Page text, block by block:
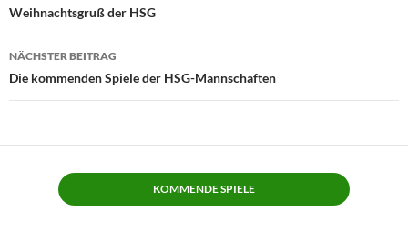
Weihnachtsgruß der HSG
NÄCHSTER BEITRAG
Die kommenden Spiele der HSG-Mannschaften
KOMMENDE SPIELE